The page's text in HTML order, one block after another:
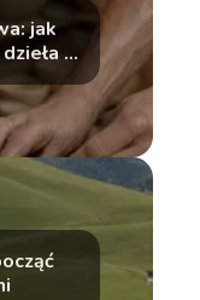
jak
z